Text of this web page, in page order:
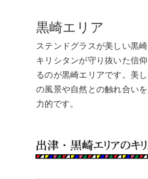
黒崎エリア
ステンドグラスが美しい黒
キリシタンが守り抜いた信
るのが黒崎エリアです。美
の風景や自然との触れ合い
力的です。